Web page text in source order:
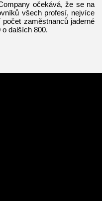
očekává, že se na
všech profesí, nejvíce
zaměstnanců jaderné
dalších 800.